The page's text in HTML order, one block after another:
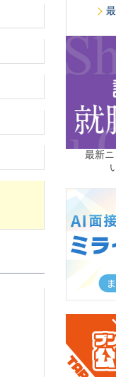
最新